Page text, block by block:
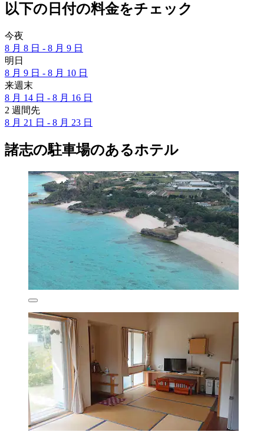
以下の日付の料金をチェック
今夜
8 月 8 日 - 8 月 9 日
明日
8 月 9 日 - 8 月 10 日
来週末
8 月 14 日 - 8 月 16 日
2 週間先
8 月 21 日 - 8 月 23 日
諸志の駐車場のあるホテル